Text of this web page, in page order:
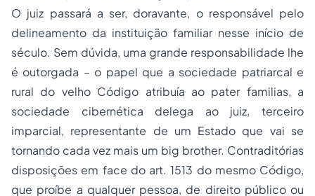
O juiz passará a ser, doravante, o responsável pelo
delineamento da instituição familiar nesse início de
século. Sem dúvida, uma grande responsabilidade lhe
é outorgada – o papel que a sociedade patriarcal e
rural do velho Código atribuía ao pater familias, a
sociedade cibernética delega ao juiz, terceiro
imparcial, representante de um Estado que vai se
tornando cada vez mais um big brother. Contraditórias
disposições em face do art. 1513 do mesmo Código,
que proíbe a qualquer pessoa, de direito público ou